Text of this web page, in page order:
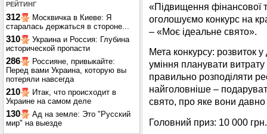
РЕЙТИНГ
312
Москвичка в Киеве: Я
старалась держаться в стороне...
310
Украина и Россия: Глубина
исторической пропасти
286
Россияне, привыкайте:
Перед вами Украина, которую вы
потеряли навсегда
210
Итак, что происходит в
Украине на самом деле
130
Ад на земле: Это "Русский
мир" на выезде
«Підвищення фінансової
оголошуємо конкурс на
– «Моє ідеальне свято».
Мета конкурсу: розвиток у
уміння планувати
правильно розподіляти
найголовніше –
свято, про яке вони давно
Головний приз: 10 000 грн.